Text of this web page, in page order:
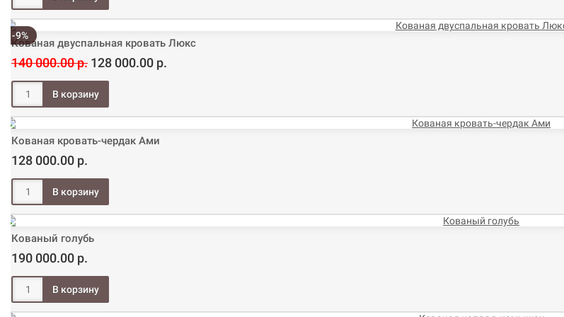
-9%
Кованая двуспальная кровать Люкс
140 000.00 р. 128 000.00 р.
Кованая кровать-чердак Ами
128 000.00 р.
Кованый голубь
190 000.00 р.